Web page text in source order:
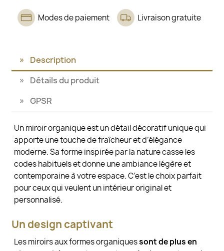
Modes de paiement Livraison gratuite
Description
Détails du produit
GPSR
Un miroir organique est un détail décoratif unique qui
apporte une touche de fraîcheur et d’élégance
moderne. Sa forme inspirée par la nature casse les
codes habituels et donne une ambiance légère et
contemporaine à votre espace. C’est le choix parfait
pour ceux qui veulent un intérieur original et
personnalisé.
Un design captivant
Les miroirs aux formes organiquessont de plus en